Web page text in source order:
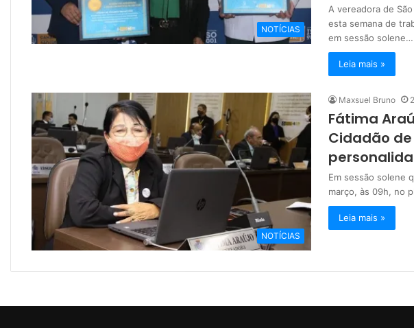
NOTÍCIAS
A vereadora de
esta semana de
em sessão solene…
Leia mais »
NOTÍCIAS
Maxsuel Bruno
Fátima
Cidadão de
Em sessão solene
março, às 09h, no
Leia mais »